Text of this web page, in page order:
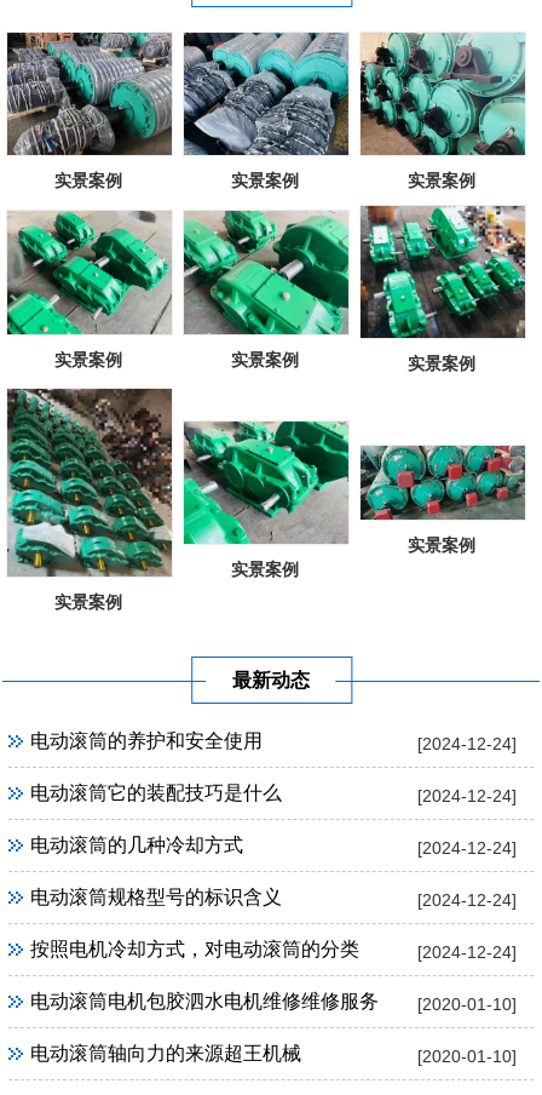
实景案例 实景案例 实景案例
实景案例 实景案例 实景案例
实景案例
实景案例
实景案例
最新动态
[2024-12-24]
电动滚筒的养护和安全使用
[2024-12-24]
电动滚筒它的装配技巧是什么
[2024-12-24]
电动滚筒的几种冷却方式
[2024-12-24]
电动滚筒规格型号的标识含义
[2024-12-24]
按照电机冷却方式，对电动滚筒的分类
[2020-01-10]
电动滚筒电机包胶泗水电机维修维修服务
[2020-01-10]
电动滚筒轴向力的来源超王机械